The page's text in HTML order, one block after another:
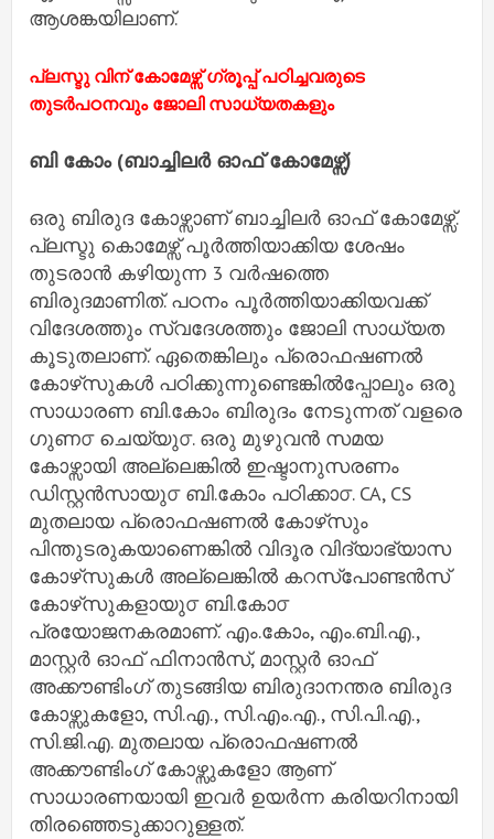
ആശങ്കയിലാണ്.
പ്ലസ്ടു വിന് കോമേഴ്സ് ഗ്രൂപ്പ് പഠിച്ചവരുടെ
തുടർപഠനവും ജോലി സാധ്യതകളും
ബി കോം (ബാച്ചിലർ ഓഫ് കോമേഴ്സ്)
ഒരു ബിരുദ കോഴ്സാണ് ബാച്ചിലർ ഓഫ് കോമേഴ്സ്.
പ്ലസ്ടു കൊമേഴ്സ് പൂർത്തിയാക്കിയ ശേഷം
തുടരാൻ കഴിയുന്ന 3 വർഷത്തെ
ബിരുദമാണിത്. പഠനം പൂർത്തിയാക്കിയവക്ക്
വിദേശത്തും സ്വദേശത്തും ജോലി സാധ്യത
കൂടുതലാണ്. ഏതെങ്കിലും പ്രൊഫഷണൽ
കോഴ്‌സുകൾ പഠിക്കുന്നുണ്ടെങ്കിൽപ്പോലും ഒരു
സാധാരണ ബി.കോം ബിരുദം നേടുന്നത് വളരെ
ഗുണ൦ ചെയ്യു൦. ഒരു മുഴുവൻ സമയ
കോഴ്സായി അല്ലെങ്കിൽ ഇഷ്ടാനുസരണം
ഡിസ്റ്റൻസായു൦ ബി.കോം പഠിക്കാ൦. CA, CS
മുതലായ പ്രൊഫഷണൽ കോഴ്‌സും
പിന്തുടരുകയാണെങ്കിൽ വിദൂര വിദ്യാഭ്യാസ
കോഴ്‌സുകൾ അല്ലെങ്കിൽ കറസ്പോണ്ടൻസ്
കോഴ്‌സുകളായു൦ ബി.കോ൦
പ്രയോജനകരമാണ്. എം.കോം, എം.ബി.എ.,
മാസ്റ്റർ ഓഫ് ഫിനാൻസ്, മാസ്റ്റർ ഓഫ്
അക്കൗണ്ടിംഗ് തുടങ്ങിയ ബിരുദാനന്തര ബിരുദ
കോഴ്സുകളോ, സി.എ., സി.എം.എ., സി.പി.എ.,
സി.ജി.എ. മുതലായ പ്രൊഫഷണൽ
അക്കൗണ്ടിംഗ് കോഴ്സുകളോ ആണ്
സാധാരണയായി ഇവർ ഉയർന്ന കരിയറിനായി
തിരഞ്ഞെടുക്കാറുള്ളത്.